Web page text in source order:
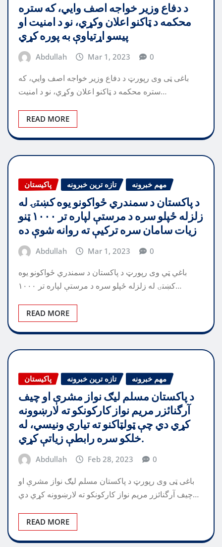
د دفاع وزیر خواجه اصف وايي، که ستره
محکمه د ټاکنو اعلان وکړي، نو د امنیت او
پیسو اړتیاوې به پوره کړي
Abdullah Mar 1, 2023 0
باغی ټی وی رپورټ د دفاع وزیر خواجه اصف وايي، که
ستره محکمه د ټاکنو اعلان وکړي، نو د امنیت…
READ MORE
پاکیستان تازه ترین خبرونه مهم خبرونه
د پاکستان د سمندري ځواکونو یوه کښتۍ له
زلزله ځپلو سره د مرستې لپاره تر ۱۰۰۰ ټنو
زیات سامان سره ترکیې ته روانه شوې ده
Abdullah Mar 1, 2023 0
باغي ټي وی رپورټ د پاکستان د سمندري ځواکونو یوه
کښتۍ له زلزله ځپلو سره د مرستې لپاره تر ۱۰۰۰…
READ MORE
پاکیستان تازه ترین خبرونه مهم خبرونه
د پاکستان مسلم ليګ نواز مشرې او چيف
آرگنائزر مريم نواز کارکونکو ته لارښوونه
کړي دي چې ټولټاکنو ته تياري ونيسي، له
خلکو سره رابطې زياتې کړي.
Abdullah Feb 28, 2023 0
باغی ټی وی رپورټ د پاکستان مسلم ليګ نواز مشرې او
چيف آرگنائزر مريم نواز کارکونکو ته لارښوونه کړي دي…
READ MORE